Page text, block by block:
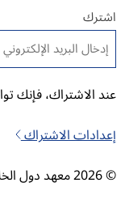
اشترك
البريد الإلكتروني *
عند الاشتراك، فإنك
إعدادات الاشتراك
© 2026 معهد دول الخليج العربية، جميع الحقوق محفوظة.